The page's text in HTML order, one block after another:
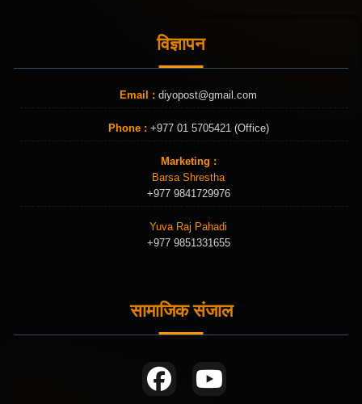
विज्ञापन
Email : diyopost@gmail.com
Phone : +977 01 5705421 (Office)
Marketing :
Barsa Shrestha
+977 9841729976
Yuva Raj Pahadi
+977 9851331655
सामाजिक संजाल